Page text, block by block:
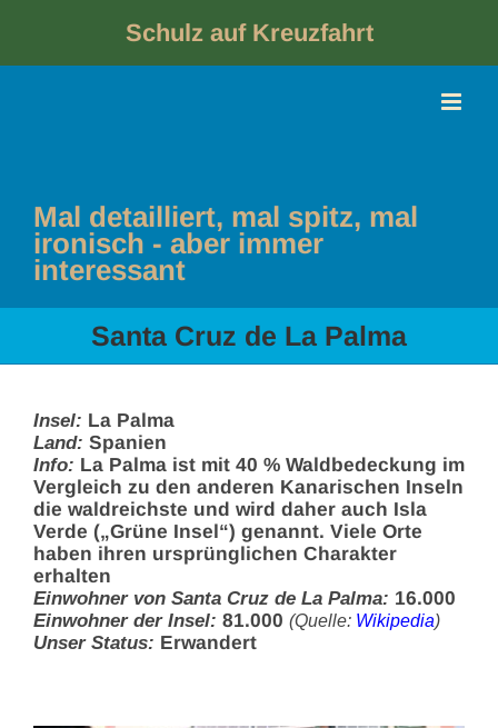
Schulz auf Kreuzfahrt
Mal detailliert, mal spitz, mal
ironisch - aber immer
interessant
Santa Cruz de La Palma
Insel: La Palma
Land: Spanien
Info: La Palma ist mit 40 % Waldbedeckung im
Vergleich zu den anderen Kanarischen Inseln
die waldreichste und wird daher auch Isla
Verde („Grüne Insel“) genannt. Viele Orte
haben ihren ursprünglichen Charakter
erhalten
Einwohner von Santa Cruz de La Palma: 16.000
Einwohner der Insel: 81.000 (Quelle: Wikipedia)
Unser Status: Erwandert